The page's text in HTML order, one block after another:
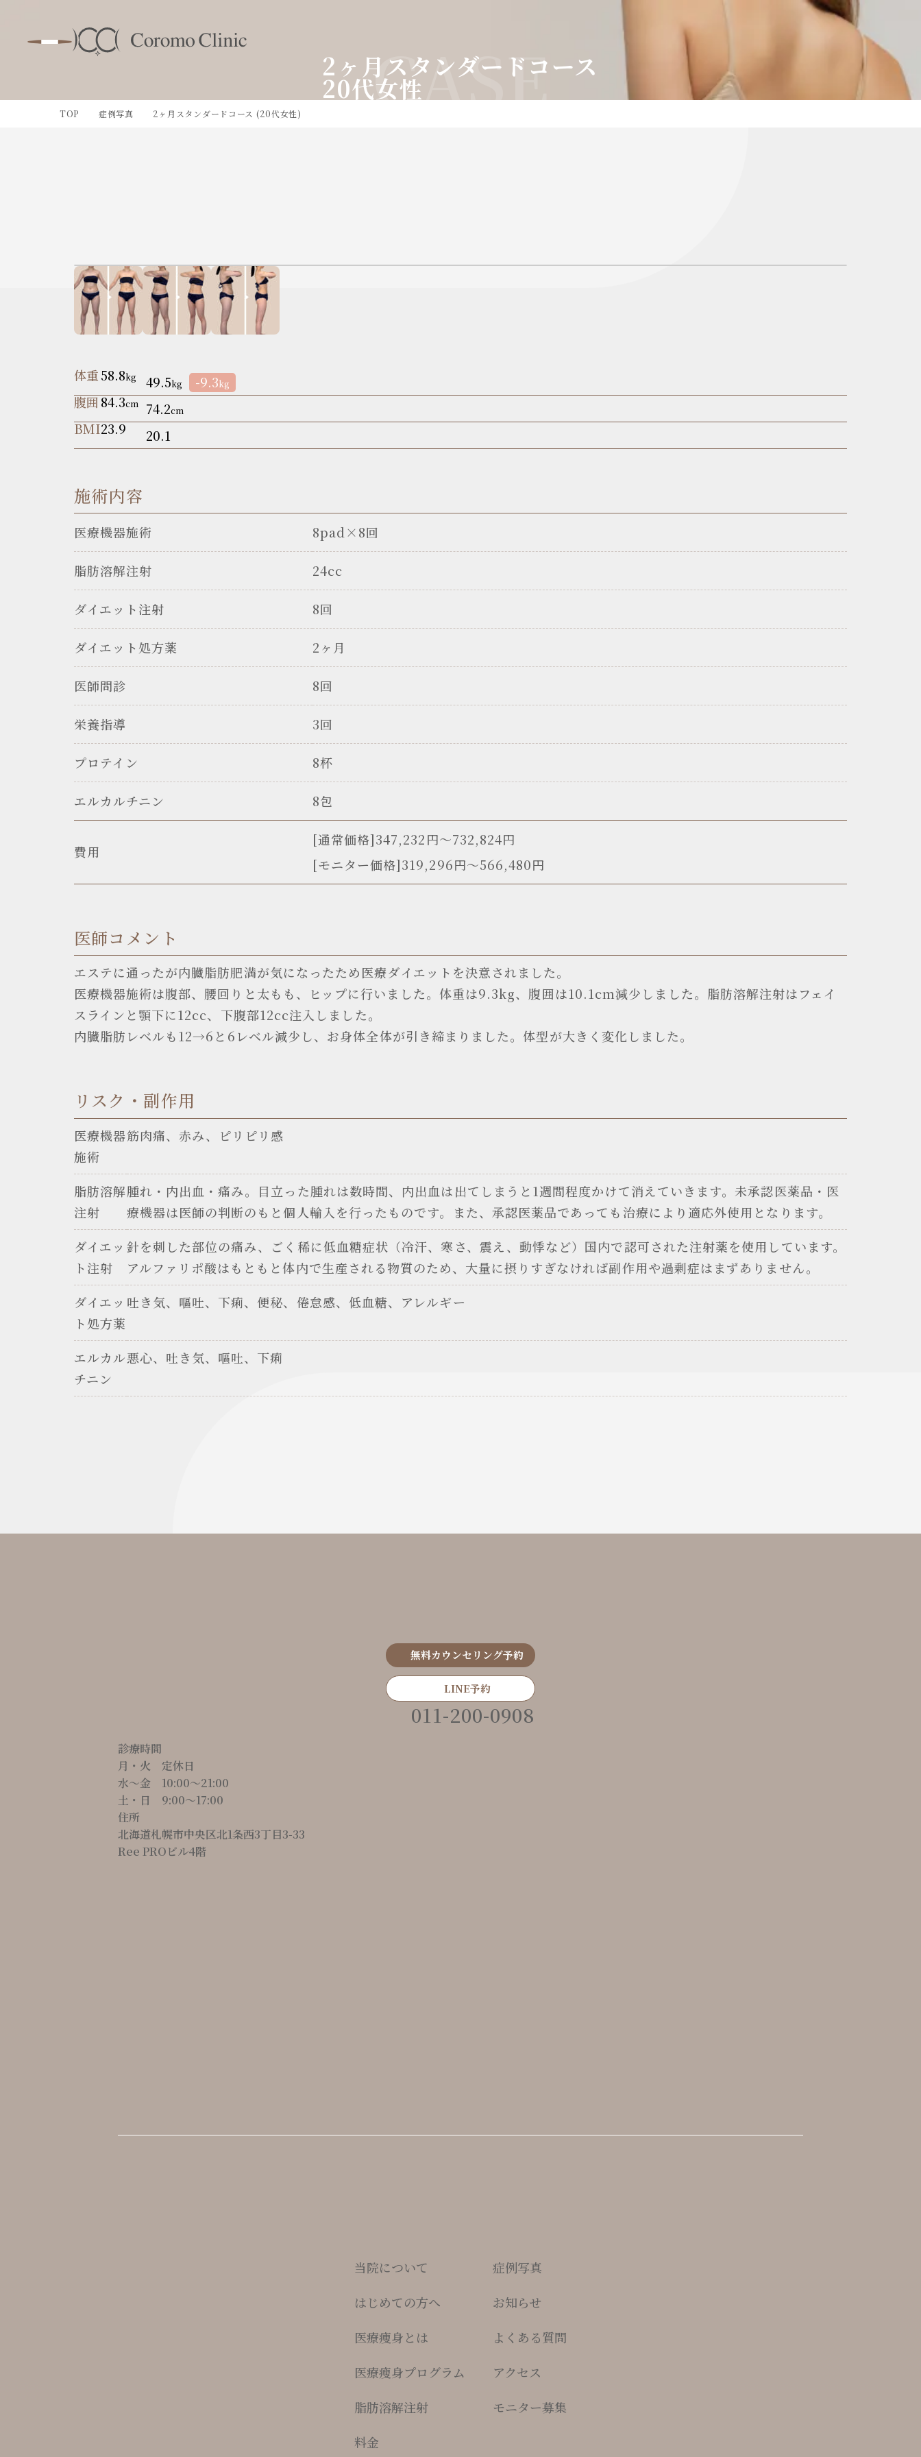
2ヶ月スタンダードコース
20代女性CASE
TOP 症例写真 2ヶ月スタンダードコース (20代女性)
体重58.8kg 49.5kg -9.3kg
腹囲84.3cm 74.2cm
BMI23.9 20.1
施術内容
医療機器施術 8pad×8回
脂肪溶解注射 24cc
ダイエット注射 8回
ダイエット処方薬 2ヶ月
医師問診 8回
栄養指導 3回
プロテイン 8杯
エルカルチニン 8包
費用
[通常価格]347,232円〜732,824円
[モニター価格]319,296円～566,480円
医師コメント
エステに通ったが内臓脂肪肥満が気になったため医療ダイエットを決意されました。
医療機器施術は腹部、腰回りと太もも、ヒップに行いました。体重は9.3kg、腹囲は10.1cm減少しました。脂肪溶解注射はフェイ
スラインと顎下に12cc、下腹部12cc注入しました。
内臓脂肪レベルも12→6と6レベル減少し、お身体全体が引き締まりました。体型が大きく変化しました。
リスク・副作用
医療機器
施術
筋肉痛、赤み、ピリピリ感
脂肪溶解
注射
腫れ・内出血・痛み。目立った腫れは数時間、内出血は出てしまうと1週間程度かけて消えていきます。未承認医薬品・医
療機器は医師の判断のもと個人輸入を行ったものです。また、承認医薬品であっても治療により適応外使用となります。
ダイエッ
ト注射
針を刺した部位の痛み、ごく稀に低血糖症状（冷汗、寒さ、震え、動悸など）国内で認可された注射薬を使用しています。
アルファリポ酸はもともと体内で生産される物質のため、大量に摂りすぎなければ副作用や過剰症はまずありません。
ダイエッ
ト処方薬
吐き気、嘔吐、下痢、便秘、倦怠感、低血糖、アレルギー
エルカル
チニン
悪心、吐き気、嘔吐、下痢
無料カウンセリング予約
LINE予約
011-200-0908
診療時間
月・火 定休日
水～金 10:00〜21:00
土・日 9:00〜17:00
住所
北海道札幌市中央区北1条西3丁目3-33
Ree PROビル4階
当院について
症例写真
はじめての方へ
お知らせ
医療痩身とは
よくある質問
医療瘦身プログラム
アクセス
脂肪溶解注射
モニター募集
料金